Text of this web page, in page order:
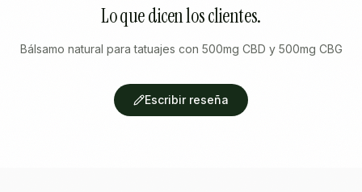
Lo que dicen los clientes.
Bálsamo natural para tatuajes con 500mg CBD y 500mg CBG
Escribir reseña